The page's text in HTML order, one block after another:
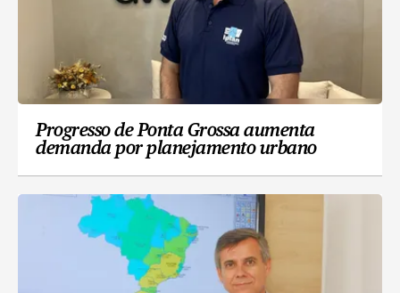
Progresso de Ponta Grossa aumenta
demanda por planejamento urbano